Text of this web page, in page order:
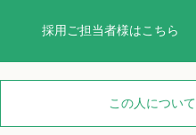
採用ご担当者様はこちら
この人について